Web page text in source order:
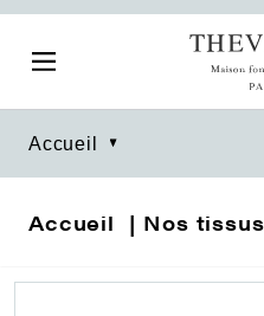
Accueil
Accueil Nos tissus